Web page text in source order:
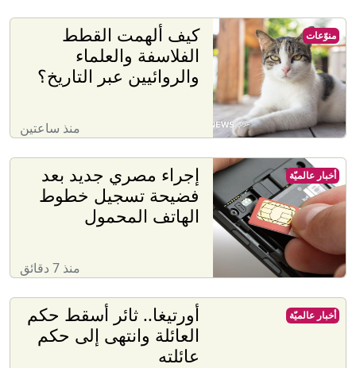
كيف ألهمت القطط
الفلاسفة والعلماء
والروائيين عبر التاريخ؟
منذ ساعتين
منوّعات
إجراء مصري جديد بعد
فضيحة تسجيل خطوط
الهاتف المحمول
منذ 7 دقائق
أخبار عالميّة
أورتيغا.. ثائر أسقط حكم
العائلة وانتهى إلى حكم
عائلته
أخبار عالميّة